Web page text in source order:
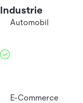
Industrie
Automobil
E-Commerce